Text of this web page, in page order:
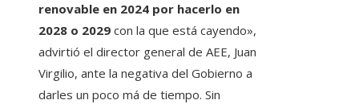
renovable en 2024 por hacerlo en
2028 o 2029 con la que está cayendo»,
advirtió el director general de AEE, Juan
Virgilio, ante la negativa del Gobierno a
darles un poco má de tiempo. Sin